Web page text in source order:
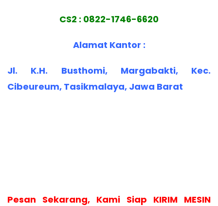
CS2 : 0822-1746-6620
Alamat Kantor :
Jl. K.H. Busthomi, Margabakti, Kec.
Cibeureum, Tasikmalaya, Jawa Barat
Pesan Sekarang, Kami Siap KIRIM MESIN